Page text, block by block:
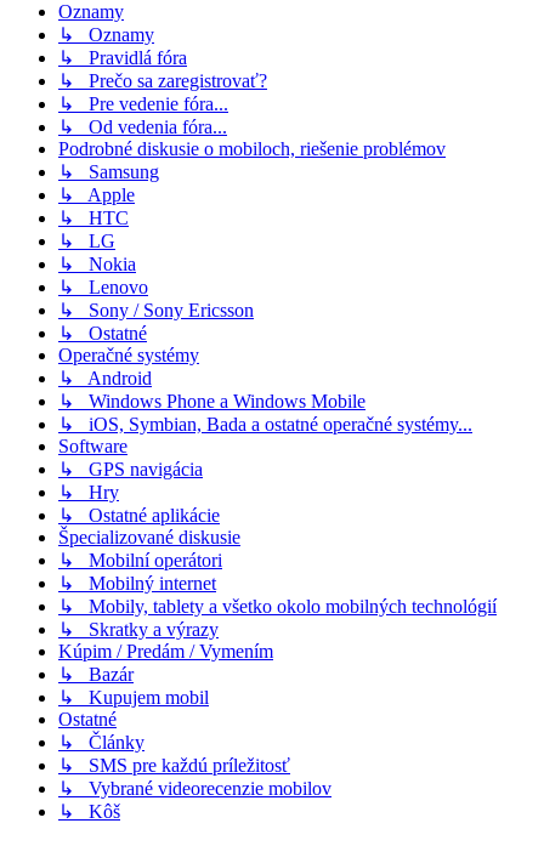
Oznamy
↳ Oznamy
↳ Pravidlá fóra
↳ Prečo sa zaregistrovať?
↳ Pre vedenie fóra...
↳ Od vedenia fóra...
Podrobné diskusie o mobiloch, riešenie problémov
↳ Samsung
↳ Apple
↳ HTC
↳ LG
↳ Nokia
↳ Lenovo
↳ Sony / Sony Ericsson
↳ Ostatné
Operačné systémy
↳ Android
↳ Windows Phone a Windows Mobile
↳ iOS, Symbian, Bada a ostatné operačné systémy...
Software
↳ GPS navigácia
↳ Hry
↳ Ostatné aplikácie
Špecializované diskusie
↳ Mobilní operátori
↳ Mobilný internet
↳ Mobily, tablety a všetko okolo mobilných technológií
↳ Skratky a výrazy
Kúpim / Predám / Vymením
↳ Bazár
↳ Kupujem mobil
Ostatné
↳ Články
↳ SMS pre každú príležitosť
↳ Vybrané videorecenzie mobilov
↳ Kôš